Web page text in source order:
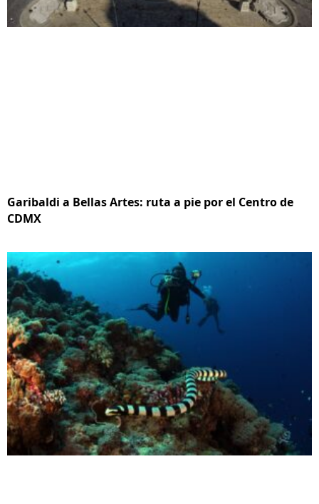
Garibaldi a Bellas Artes: ruta a pie por el Centro de
CDMX